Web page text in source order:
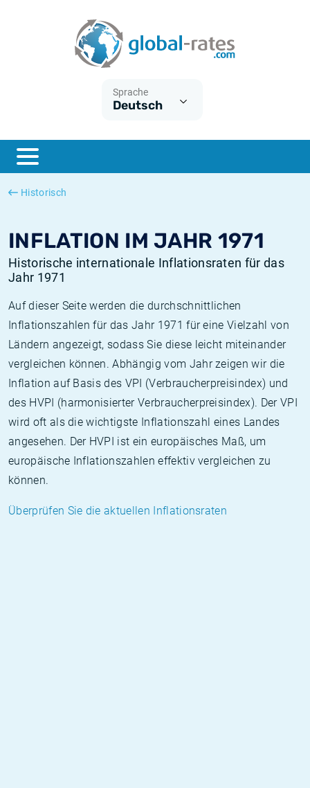
Sprache
Deutsch
Historisch
INFLATION IM JAHR 1971
Historische internationale Inflationsraten für das
Jahr 1971
Auf dieser Seite werden die durchschnittlichen
Inflationszahlen für das Jahr 1971 für eine Vielzahl von
Ländern angezeigt, sodass Sie diese leicht miteinander
vergleichen können. Abhängig vom Jahr zeigen wir die
Inflation auf Basis des VPI (Verbraucherpreisindex) und
des HVPI (harmonisierter Verbraucherpreisindex). Der VPI
wird oft als die wichtigste Inflationszahl eines Landes
angesehen. Der HVPI ist ein europäisches Maß, um
europäische Inflationszahlen effektiv vergleichen zu
können.
Überprüfen Sie die aktuellen Inflationsraten
ESTER
SONIA
Was ist die VPI-Inflation?
Was ist die HVPI-Inflation?
Deutsche inflation
Europäische inflation
Historische Euribor-Sätze
Historische ESTER-Sätze
Historische SOFR-Sätze
Historische SONIA-Sätze
Inflationsrechner